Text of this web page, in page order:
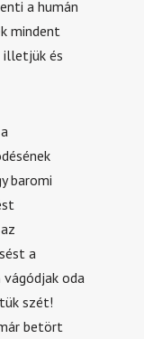
a humán
mindent
illetjük és
baromi
a
oda
szét!
betört